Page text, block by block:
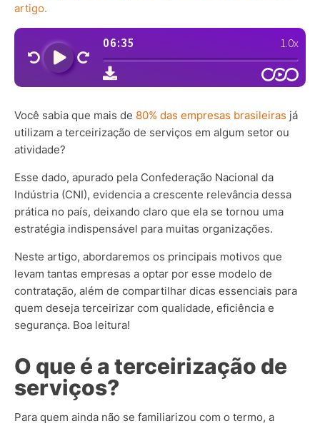
artigo.
Você sabia que mais de 80% das empresas brasileiras já
utilizam a terceirização de serviços em algum setor ou
atividade?
Esse dado, apurado pela Confederação Nacional da
Indústria (CNI), evidencia a crescente relevância dessa
prática no país, deixando claro que ela se tornou uma
estratégia indispensável para muitas organizações.
Neste artigo, abordaremos os principais motivos que
levam tantas empresas a optar por esse modelo de
contratação, além de compartilhar dicas essenciais para
quem deseja terceirizar com qualidade, eficiência e
segurança. Boa leitura!
O que é a terceirização de
serviços?
Para quem ainda não se familiarizou com o termo, a